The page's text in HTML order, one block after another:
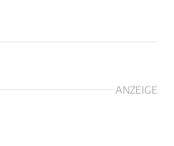
ANZEIGE